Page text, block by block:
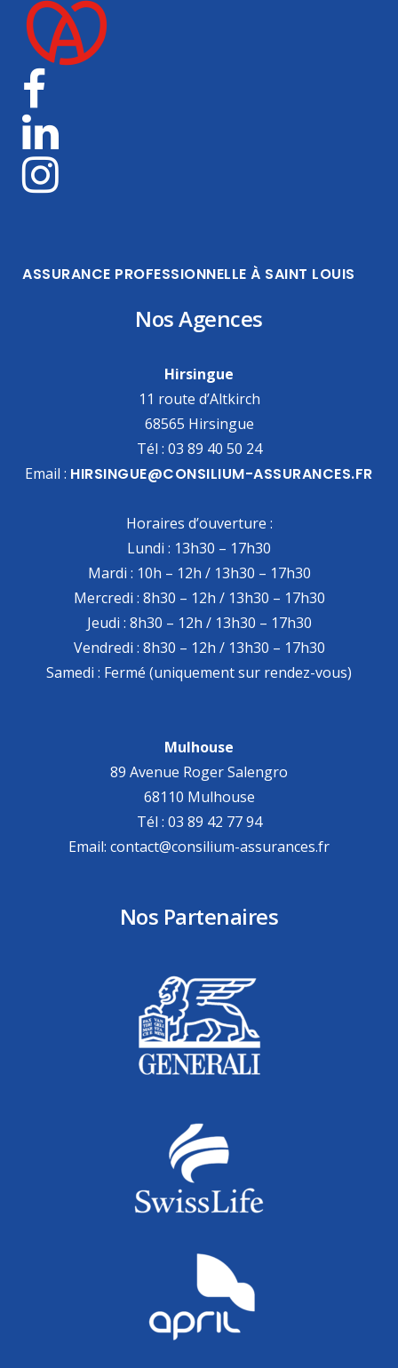
ASSURANCE PROFESSIONNELLE À SAINT LOUIS
Nos Agences
Hirsingue
11 route d’Altkirch
68565 Hirsingue
Tél : 03 89 40 50 24
Email : HIRSINGUE@CONSILIUM-ASSURANCES.FR
Horaires d’ouverture :
Lundi : 13h30 – 17h30
Mardi : 10h – 12h / 13h30 – 17h30
Mercredi : 8h30 – 12h / 13h30 – 17h30
Jeudi : 8h30 – 12h / 13h30 – 17h30
Vendredi : 8h30 – 12h / 13h30 – 17h30
Samedi : Fermé (uniquement sur rendez-vous)
Mulhouse
89 Avenue Roger Salengro
68110 Mulhouse
Tél : 03 89 42 77 94
Email: contact@consilium-assurances.fr
Nos Partenaires